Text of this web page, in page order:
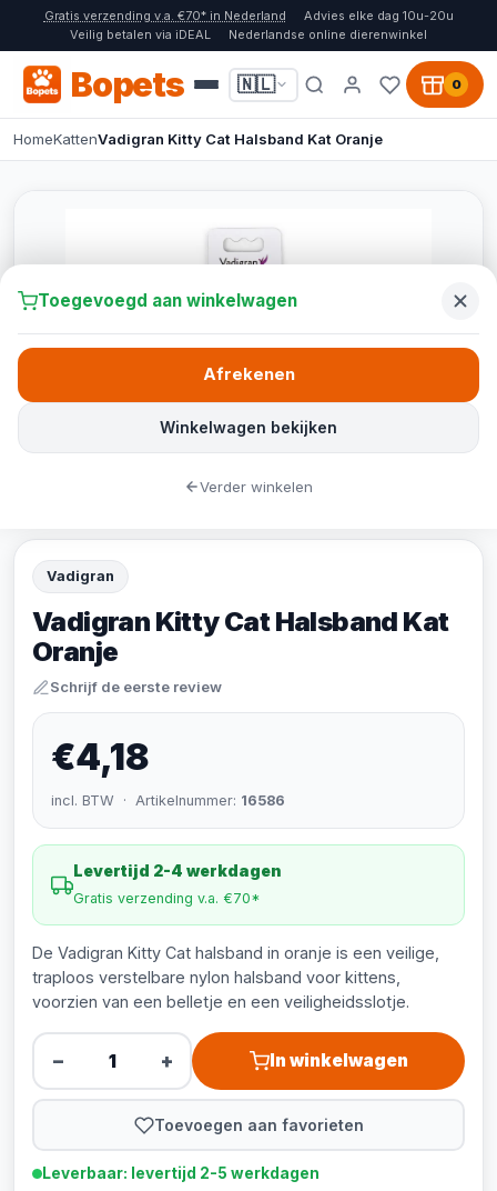
Gratis verzending v.a. €70* in Nederland
Advies elke dag 10u-20u
Veilig betalen via iDEAL
Nederlandse online dierenwinkel
Bopets 🇳🇱 0
HomeKattenVadigran Kitty Cat Halsband Kat Oranje
Vadigran
Vadigran Kitty Cat Halsband Kat
Oranje
Schrijf de eerste review
€4,18
incl. BTW · Artikelnummer: 16586
Levertijd 2-4 werkdagen
Gratis verzending v.a. €70*
De Vadigran Kitty Cat halsband in oranje is een veilige,
traploos verstelbare nylon halsband voor kittens,
voorzien van een belletje en een veiligheidsslotje.
− + In winkelwagen
Toevoegen aan favorieten
Leverbaar: levertijd 2-5 werkdagen
Toegevoegd aan winkelwagen
Winkelwagen bekijken
Afrekenen
Verder winkelen